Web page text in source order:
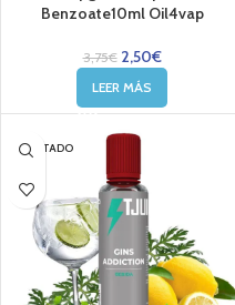
Benzoate10ml Oil4vap
3,75€ 2,50€
LEER MÁS
AGOTADO